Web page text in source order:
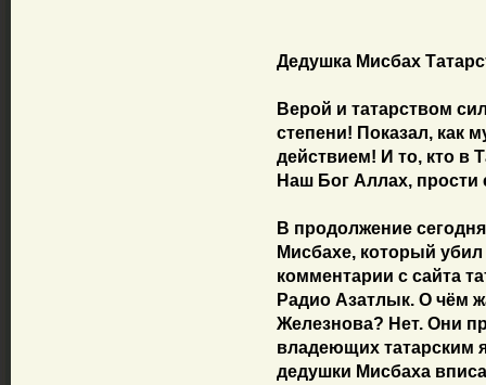
Дедушка Мисбах
Верой и татарством
степени! Показал, как
действием! И то, кто в
Наш Бог Аллах, прости
В продолжение
Мисбахе, который
комментарии с сайта
Радио Азатлык. О чём
Железнова? Нет. Они
владеющих татарским
дедушки Мисбаха